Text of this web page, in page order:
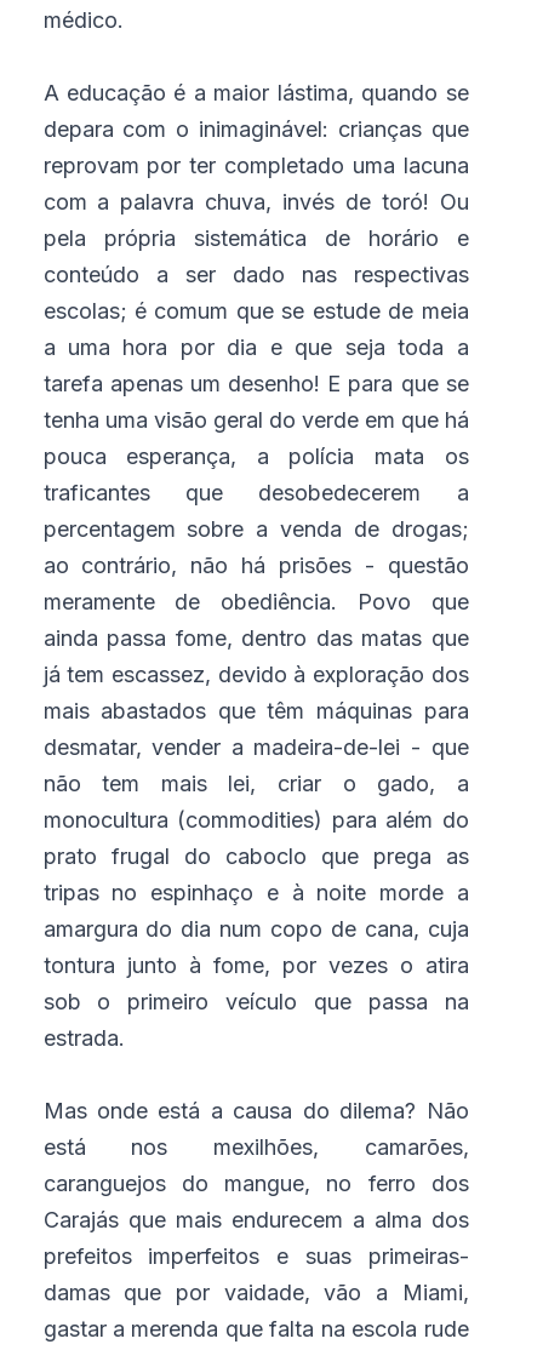
médico.
A educação é a maior lástima, quando se
depara com o inimaginável: crianças que
reprovam por ter completado uma lacuna
com a palavra chuva, invés de toró! Ou
pela própria sistemática de horário e
conteúdo a ser dado nas respectivas
escolas; é comum que se estude de meia
a uma hora por dia e que seja toda a
tarefa apenas um desenho! E para que se
tenha uma visão geral do verde em que há
pouca esperança, a polícia mata os
traficantes que desobedecerem a
percentagem sobre a venda de drogas;
ao contrário, não há prisões - questão
meramente de obediência. Povo que
ainda passa fome, dentro das matas que
já tem escassez, devido à exploração dos
mais abastados que têm máquinas para
desmatar, vender a madeira-de-lei - que
não tem mais lei, criar o gado, a
monocultura (commodities) para além do
prato frugal do caboclo que prega as
tripas no espinhaço e à noite morde a
amargura do dia num copo de cana, cuja
tontura junto à fome, por vezes o atira
sob o primeiro veículo que passa na
estrada.
Mas onde está a causa do dilema? Não
está nos mexilhões, camarões,
caranguejos do mangue, no ferro dos
Carajás que mais endurecem a alma dos
prefeitos imperfeitos e suas primeiras-
damas que por vaidade, vão a Miami,
gastar a merenda que falta na escola rude